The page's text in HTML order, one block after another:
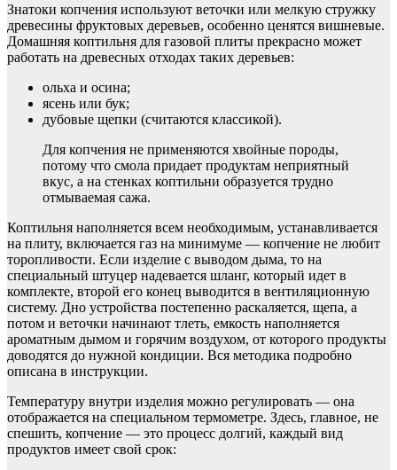
Знатоки копчения используют веточки или мелкую стружку
древесины фруктовых деревьев, особенно ценятся вишневые.
Домашняя коптильня для газовой плиты прекрасно может
работать на древесных отходах таких деревьев:
ольха и осина;
ясень или бук;
дубовые щепки (считаются классикой).
Для копчения не применяются хвойные породы,
потому что смола придает продуктам неприятный
вкус, а на стенках коптильни образуется трудно
отмываемая сажа.
Коптильня наполняется всем необходимым, устанавливается
на плиту, включается газ на минимуме — копчение не любит
торопливости. Если изделие с выводом дыма, то на
специальный штуцер надевается шланг, который идет в
комплекте, второй его конец выводится в вентиляционную
систему. Дно устройства постепенно раскаляется, щепа, а
потом и веточки начинают тлеть, емкость наполняется
ароматным дымом и горячим воздухом, от которого продукты
доводятся до нужной кондиции. Вся методика подробно
описана в инструкции.
Температуру внутри изделия можно регулировать — она
отображается на специальном термометре. Здесь, главное, не
спешить, копчение — это процесс долгий, каждый вид
продуктов имеет свой срок: